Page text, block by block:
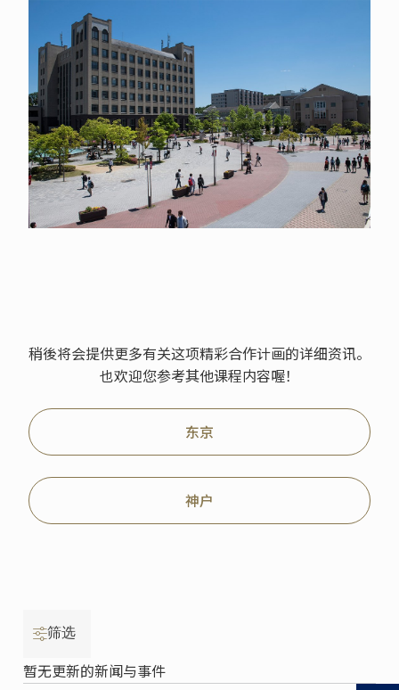
稍後将会提供更多有关这项精彩合作计画的详细资讯。
也欢迎您参考其他课程内容喔！
东京
神户
筛选
暂无更新的新闻与事件